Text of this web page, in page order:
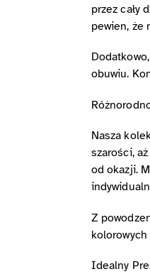
przez cały
pewien, że
obuwiu.
Nasza
szarości,
od okazji.
Z
Idealny